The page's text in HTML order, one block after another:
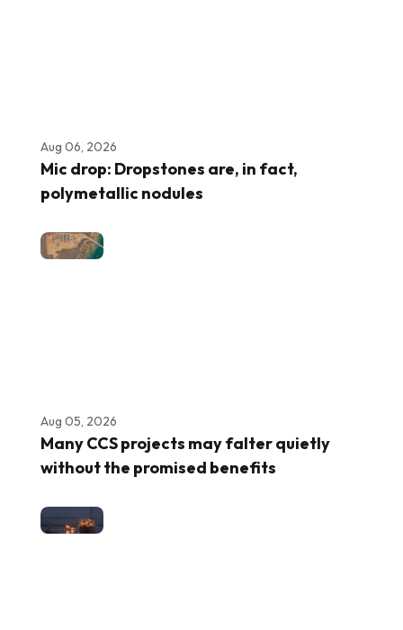
Aug 06, 2026
Mic drop: Dropstones are, in fact,
polymetallic nodules
Aug 05, 2026
Many CCS projects may falter quietly
without the promised benefits